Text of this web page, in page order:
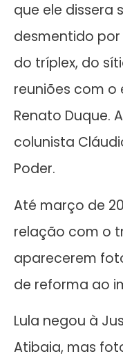
que ele dissera
desmentido
do tríplex, do
reuniões com
Renato Duque.
colunista
Poder.
Até março de
relação com o
aparecerem
de reforma ao
Lula negou à
Atibaia, mas